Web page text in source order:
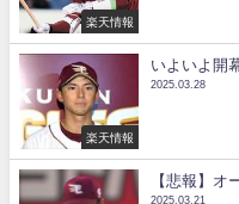
楽天情報
楽天情報
いよいよ開
2025.03.28
【悲報】オ
2025.03.21